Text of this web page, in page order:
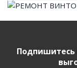
Подпишитесь